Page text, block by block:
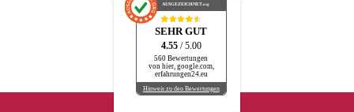
AUSGEZEICHNET.org
SEHR GUT
4.55 / 5.00
560 Bewertungen
von hier, google.com,
erfahrungen24.eu
Hinweis zu den Bewertungen